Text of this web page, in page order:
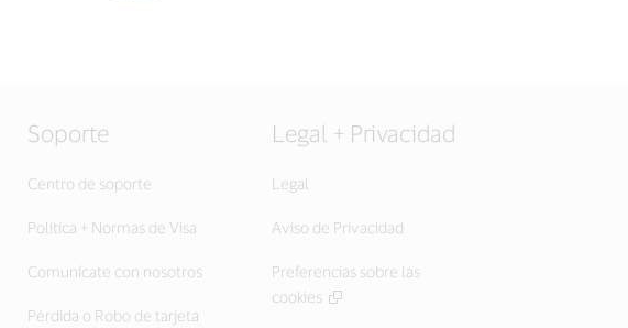
Soporte
Centro de soporte
Política + Normas de Visa
Comunícate con nosotros
Pérdida o Robo de tarjeta
Legal + Privacidad
Legal
Aviso de Privacidad
Preferencias sobre las
cookies